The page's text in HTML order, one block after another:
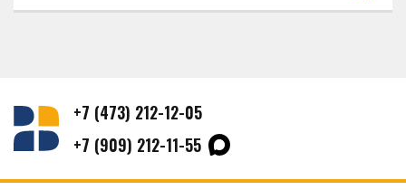
+7 (473) 212-12-05
+7 (909) 212-11-55